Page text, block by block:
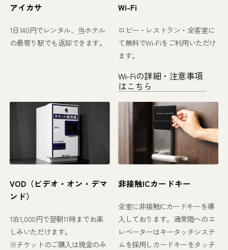
アイカサ
1日140円でレンタル、当ホテル
の最寄り駅でも返却できます。
Wi-Fi
ロビー・レストラン・全客室に
て無料でWi-Fiをご利用いただけ
ます。
Wi-Fiの詳細・注意事項
はこちら
VOD（ビデオ・オン・デマ
ンド）
1泊1,000円で翌朝11時までお楽
しみいただけます。
※チケットのご購入は現金のみ
非接触ICカードキー
全室に非接触ICカードキーを導
入しております。通常階へのエ
レベーターはキータッチシステ
ムを採用しカードキーをタッチ